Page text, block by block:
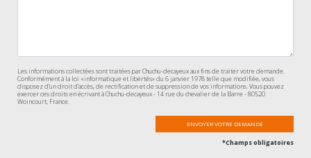
Les informations collectées sont traitées par Chuchu-decayeux aux fins de traiter votre demande.
Conformément à la loi «informatique et libertés» du 6 janvier 1978 telle que modifiée, vous
disposez d’un droit d’accès, de rectification et de suppression de vos informations. Vous pouvez
exercer ces droits en écrivant à Chuchu-decayeux - 14 rue du chevalier de la Barre - 80520
Woincourt, France.
*Champs obligatoires